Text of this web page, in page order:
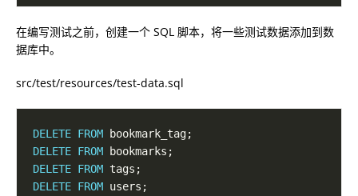
在编写测试之前，创建一个 SQL 脚本，将一些测试数据添加到数
据库中。
src/test/resources/test-data.sql
DELETE FROM
DELETE FROM
DELETE FROM
DELETE FROM